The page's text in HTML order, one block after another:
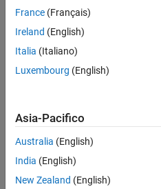
France (Français)
Ireland (English)
Italia (Italiano)
Luxembourg (English)
Asia-Pacifico
Australia (English)
India (English)
New Zealand (English)